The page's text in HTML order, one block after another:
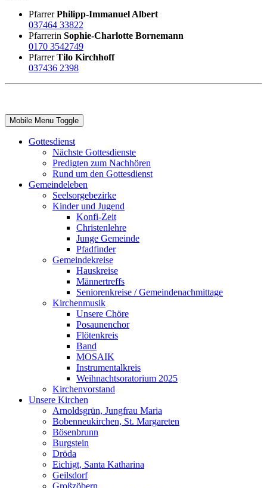
PfarrerPhilipp-Immanuel Albert
037464 33822
Pfarrerin Sophie-Charlotte Bornemann
0170 3542749
PfarrerTilo Kirchhoff
037436 2398
Mobile Menu Toggle
Gottesdienst
Nächste Gottesdienste
Predigten zum Nachhören
Rund um den Gottesdienst
Gemeindeleben
Seelsorgebezirke
Kinder und Jugend
Konfi-Zeit
Christenlehre
Junge Gemeinde
Pfadfinder
Gemeindekreise
Hauskreise
Männertreffs
Seniorenkreise / Gemeindenachmittage
Kirchenmusik
Unsere Chöre
Posaunenchor
Flötenkreis
Band
MOSAIK
Instrumentalkreis
Weihnachtsoratorium 2025
Kirchenvorstand
Unsere Kirchen
Arnoldsgrün, Jungfrau Maria
Bobenneukirchen, St. Margareten
Bösenbrunn
Burgstein
Dröda
Eichigt, Santa Katharina
Geilsdorf